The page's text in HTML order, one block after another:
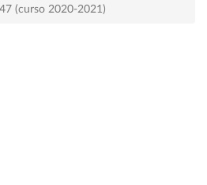
(curso 2020-2021)